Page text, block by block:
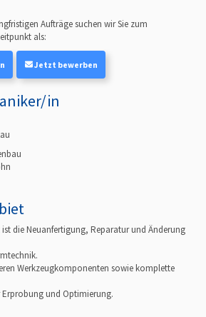
Aufträge suchen wir Sie zum
als:
Jetzt bewerben
in
die Neuanfertigung, Reparatur und Änderung
Werkzeugkomponenten sowie komplette
Erprobung und Optimierung.